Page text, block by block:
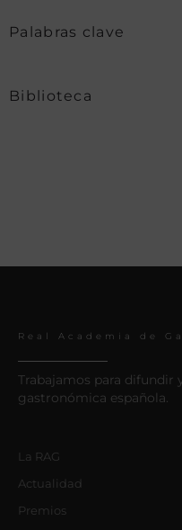
Palabras clave
Biblioteca
Real Academia de
Trabajamos para difundir
gastronómica española.
La RAG
Actualidad
Premios